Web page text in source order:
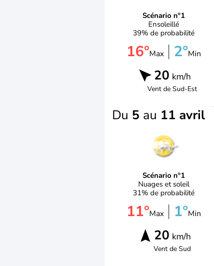
Scénario n°1
Ensoleillé
39% de probabilité
16°Max 2°Min
20 km/h
Vent deSud-Est
Du 5 au 11 avril
Scénario n°1
Nuages et soleil
31% de probabilité
11°Max 1°Min
20 km/h
Vent deSud